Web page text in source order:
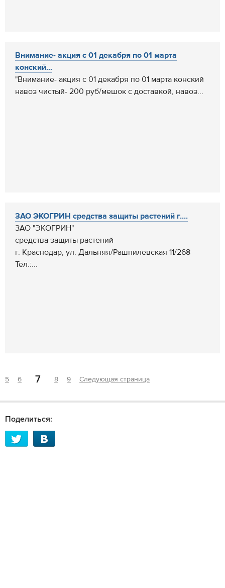
Внимание- акция с 01 декабря по 01 марта
конский...
"Внимание- акция с 01 декабря по 01 марта конский
навоз чистый- 200 руб/мешок с доставкой, навоз...
ЗАО ЭКОГРИН средства защиты растений г....
ЗАО "ЭКОГРИН"
средства защиты растений
г. Краснодар, ул. Дальняя/Рашпилевская 11/268
Тел.:...
5 6 7 8 9 Следующая страница
Поделиться: